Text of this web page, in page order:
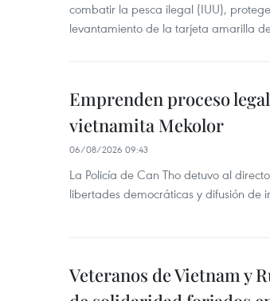
combatir la pesca ilegal (IUU),
levantamiento de la tarjeta amarilla
Emprenden proceso
vietnamita Mekolor
06/08/2026 09:43
La Policía de Can Tho detuvo al
libertades democráticas y difusión de
Veteranos de Vietnam y